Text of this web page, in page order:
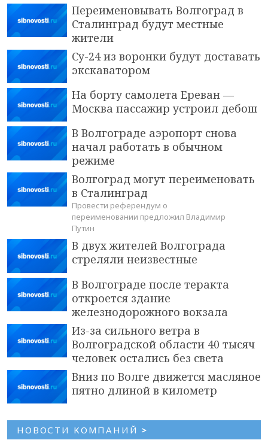
Переименовывать Волгоград в
Сталинград будут местные
жители
Су-24 из воронки будут доставать
экскаватором
На борту самолета Ереван —
Москва пассажир устроил дебош
В Волгограде аэропорт снова
начал работать в обычном
режиме
Волгоград могут переименовать
в Сталинград
Провести референдум о
переименовании предложил Владимир
Путин
В двух жителей Волгограда
стреляли неизвестные
В Волгограде после теракта
откроется здание
железнодорожного вокзала
Из-за сильного ветра в
Волгоградской области 40 тысяч
человек остались без света
Вниз по Волге движется масляное
пятно длиной в километр
НОВОСТИ КОМПАНИЙ >